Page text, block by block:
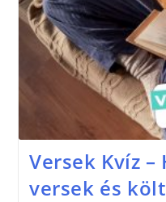
Versek Kvíz
versek és